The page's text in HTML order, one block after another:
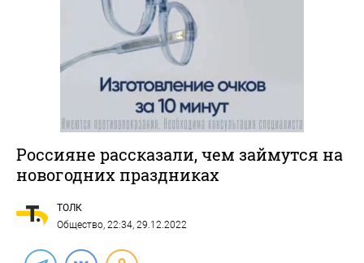
Россияне рассказали, чем займутся на
новогодних праздниках
ТОЛК
Общество, 22:34, 29.12.2022